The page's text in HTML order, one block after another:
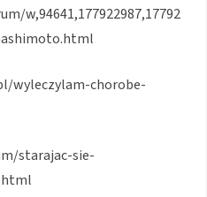
w,94641,177922987,17792
wyleczylam-chorobe-
starajac-sie-